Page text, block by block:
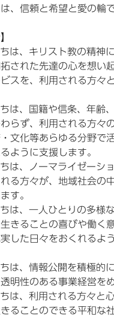
、信頼と希望と愛の輪
は、キリスト教の精神
された先達の心を想い
スを、利用される方々
は、国籍や信条、年齢
らず、利用される方々
文化等あらゆる分野で
ように支援します。
は、ノーマライゼーシ
る方々が、地域社会の
す。
は、一人ひとりの多様
きることの喜びや働く
した日々をおくれるよ
は、情報公開を積極的
明性のある事業経営を
は、利用される方々と
ることのできる平和な